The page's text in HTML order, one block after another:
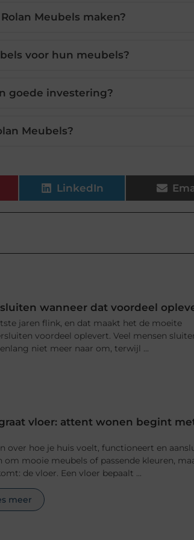
Meubels maken?
voor hun meubels?
goede investering?
Meubels?
LinkedIn
wanneer dat voordeel
jaren flink, en dat maakt het de moeite
voordeel oplevert. Veel mensen
niet meer naar om, terwijl ...
vloer: attent wonen begint
over hoe je huis voelt, functioneert en
mooie meubels of passende kleuren,
de vloer. Een vloer bepaalt ...
meer